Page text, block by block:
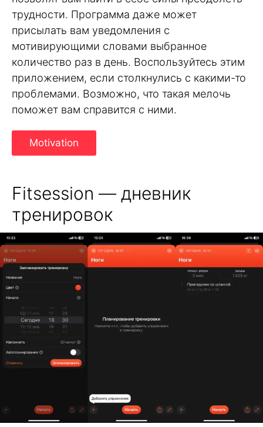
трудности. Программа даже может
присылать вам уведомления с
мотивирующими словами выбранное
количество раз в день. Воспользуйтесь этим
приложением, если столкнулись с какими-то
проблемами. Возможно, что такая мелочь
поможет вам справится с ними.
Motivation
Fitsession — дневник
тренировок